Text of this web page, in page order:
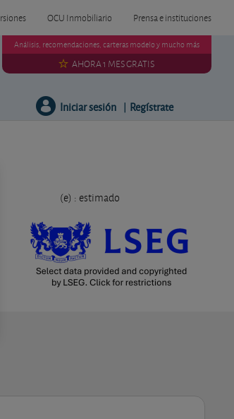
OCU Inmobiliario Prensa e instituciones
Análisis, recomendaciones, carteras modelo y mucho más
AHORA 1 MES GRATIS
Iniciar sesión | Regístrate
(e) : estimado